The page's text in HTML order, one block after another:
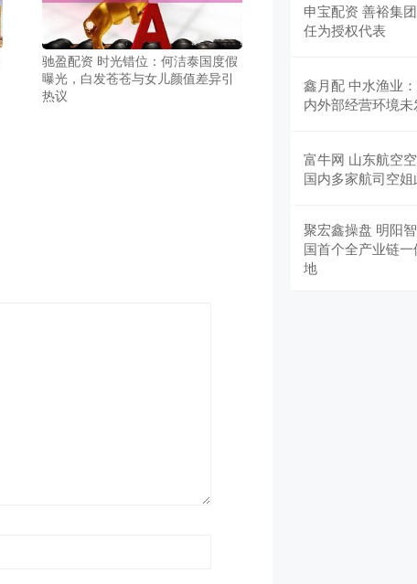
驰盈配资 时光错位：何洁泰国度假
曝光，白发苍苍与女儿颜值差异引
热议
申宝配资 善裕集
任为授权代表
鑫月配 中水渔业
内外部经营环境
富牛网 山东航空
国内多家航司空
聚宏鑫操盘 明阳
国首个全产业链
地